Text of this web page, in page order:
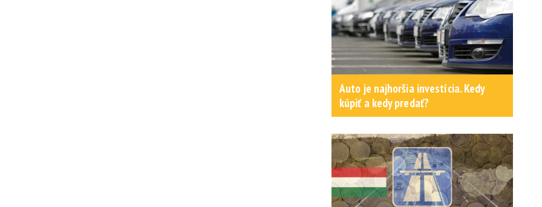
Auto je najhoršia investícia. Kedy
kúpiť a kedy predať?